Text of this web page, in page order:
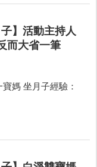
】活動主持人
而大省一筆
媽 坐月子經驗：